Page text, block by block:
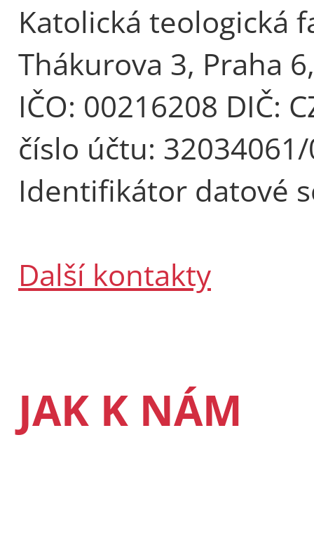
Katolická teologická
Thákurova 3, Praha
IČO: 00216208 DIČ:
číslo účtu:
Identifikátor datové
Další kontakty
JAK K NÁM